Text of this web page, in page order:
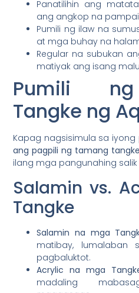
Panatilihin ang
ang angkop na
Pumili ng ilaw na
at mga buhay na
Regular na subukan
matiyak ang isang
Pumili
Tangke ng
Kapag nagsisimula sa
ang pagpili ng tamang tangke
ilang mga pangunahing
Salamin vs.
Tangke
Salamin na mga
matibay,
pagbaluktot.
Acrylic na mga
madaling